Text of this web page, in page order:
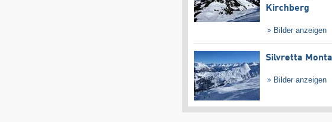
Kirchberg
Bilder anzeigen
Silvretta
Bilder anzeigen